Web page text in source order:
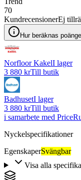
70
KundrecensionerEj
Hur beräknas
Norfloor KakelI lager
3 880 krTill butik
BadhusetI lager
3 880 krTill butik
i samarbete med
Nyckelspecifikationer
EgenskaperSvängbar
Visa alla